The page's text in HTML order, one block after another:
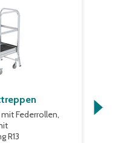
Federrollen,
R13